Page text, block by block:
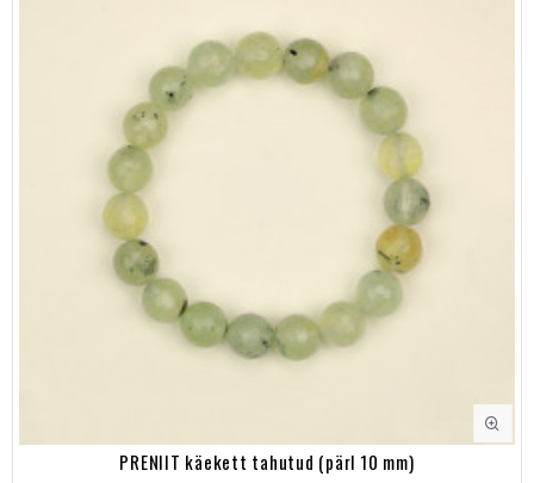
PRENIIT käekett tahutud (pärl 10 mm)